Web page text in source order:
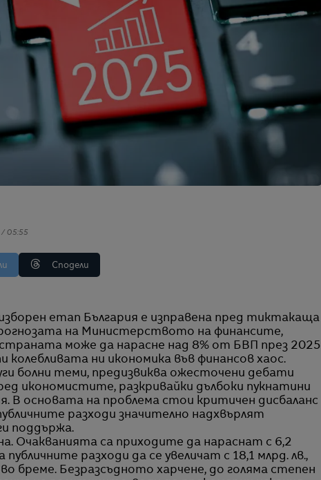
/ 05:55
Сподели
на Министерството на финансите,
може да нарасне над 8% от БВП през 2025
колебливата ни икономика във финансов хаос.
болни теми, предизвиква ожесточени дебати
икономистите, разкривайки дълбоки пукнатини
В основата на проблема стои критичен дисбаланс
разходи значително надхвърлят
поддържа.
Очакванията са приходите да нараснат с 6,2
разходи да се увеличат с 18,1 млрд. лв.,
бреме. Безразсъдното харчене, до голяма степен